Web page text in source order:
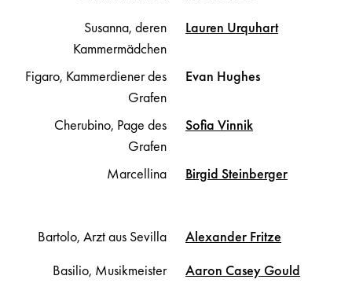
Susanna, deren
Kammermädchen
Lauren Urquhart
Figaro, Kammerdiener des
Grafen
Evan Hughes
Cherubino, Page des
Grafen
Sofia Vinnik
Marcellina Birgid Steinberger
Bartolo, Arzt aus Sevilla Alexander Fritze
Basilio, Musikmeister
Aaron CaseyGould